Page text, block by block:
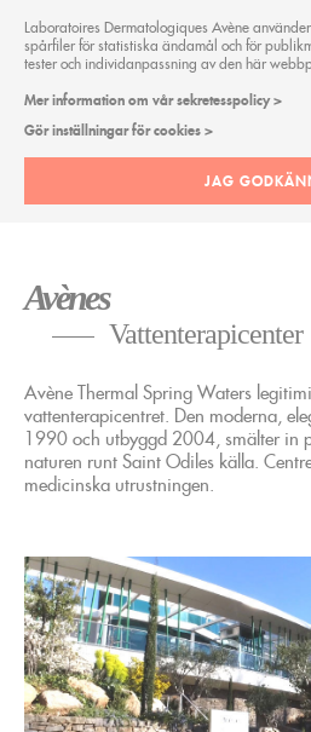
Laboratoires Dermatologiques Avène
spårfiler för statistiska ändamål och för
tester och individanpassning av den här
Mer information om vår sekretesspolicy >
Gör inställningar för cookies >
JAG
AVÈNES
Avènes
Vattenterapicenter
Avène Thermal Spring Waters
vattenterapicentret. Den moderna,
1990 och utbyggd 2004, smälter in
naturen runt Saint Odiles källa.
medicinska utrustningen.